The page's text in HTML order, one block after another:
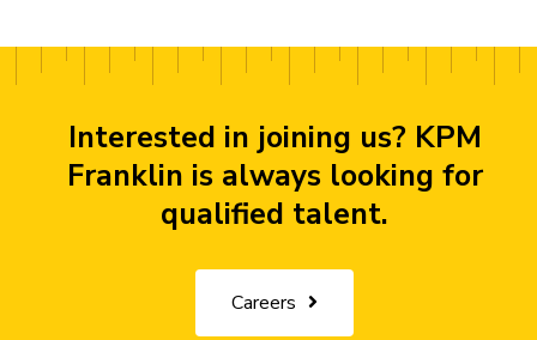
Interested in joining us? KPM
Franklin is always looking for
qualified talent.
Careers